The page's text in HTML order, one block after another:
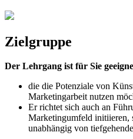
Zielgruppe
Der Lehrgang ist für Sie
die die Potenziale von
Marketingarbeit nutzen
Er richtet sich auch an
Marketingumfeld initiieren,
unabhängig von